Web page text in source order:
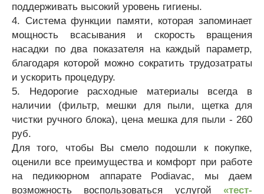
поддерживать высокий уровень гигиены.
4. Система функции памяти, которая запоминает
мощность всасывания и скорость вращения
насадки по два показателя на каждый параметр,
благодаря которой можно сократить трудозатраты
и ускорить процедуру.
5. Недорогие расходные материалы всегда в
наличии (фильтр, мешки для пыли, щетка для
чистки ручного блока), цена мешка для пыли - 260
руб.
Для того, чтобы Вы смело подошли к покупке,
оценили все преимущества и комфорт при работе
на педикюрном аппарате Podiavac, мы даем
возможность воспользоваться услугой «тест-